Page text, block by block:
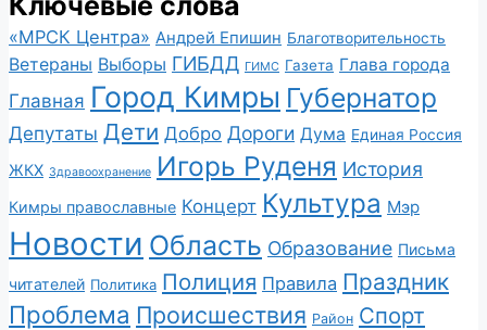
«МРСК Центра» Андрей Епишин Благотворительность
Ветераны Выборы ГИБДД ГИМС Газета Глава города
Главная Город Кимры Губернатор
Депутаты Дети Добро Дороги Дума Единая Россия
ЖКХ Здравоохранение Игорь Руденя История
Кимры православные Концерт Культура Мэр
Новости Область Образование Письма
читателей Политика Полиция Правила Праздник
Проблема Происшествия Район Спорт